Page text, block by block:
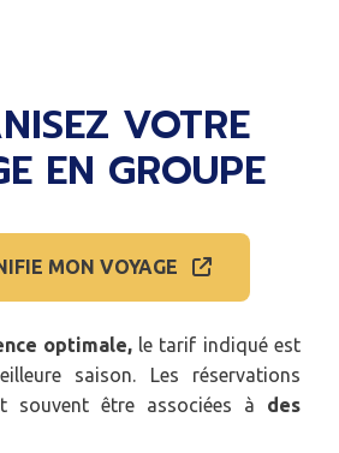
VOTRE
EN GROUPE
MON VOYAGE
optimale,le tarif indiqué est
saison. Les réservations
souvent être associées à des